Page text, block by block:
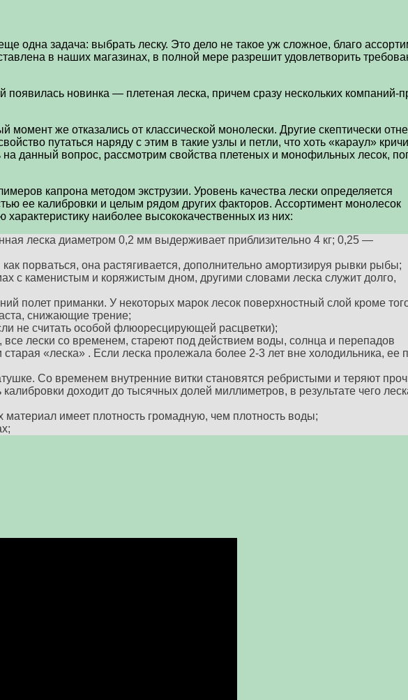
одна задача: выбрать леску. Это дело не такое уж сложное, благо
в наших магазинах, в полной мере разрешит удовлетворить
новинка — плетеная леска, причем сразу нескольких компаний-
же отказались от классической монолески. Другие скептически
путаться наряду с этим в такие узлы и петли, что хоть «караул»
на данный вопрос, рассмотрим свойства плетеных и монофильных лесок,
капрона методом экструзии. Уровень качества лески определяется
ее калибровки и целым рядом других факторов. Ассортимент монолесок
наиболее высококачественных из них:
леска диаметром 0,2 мм выдерживает приблизительно 4 кг; 0,25 —
порваться, она растягивается, дополнительно амортизируя рывки рыбы;
с каменистым и коряжистым дном, другими словами леска служит долго,
полет приманки. У некоторых марок лесок поверхностный слой кроме
снижающие трение;
не считать особой флюоресцирующей расцветки);
лески со временем, стареют под действием воды, солнца и перепадов
«леска» . Если леска пролежала более 2-3 лет вне холодильника, ее
Со временем внутренние витки становятся ребристыми и теряют
доходит до тысячных долей миллиметров, в результате чего
имеет плотность громадную, чем плотность воды;